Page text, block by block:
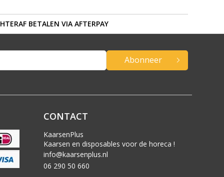
BETALEN VIA AFTERPAY
Abonneer
CONTACT
KaarsenPlus
Kaarsen en disposables voor de horeca !
info@kaarsenplus.nl
06 290 50 660